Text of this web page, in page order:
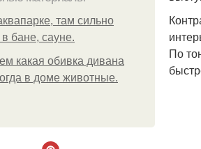
там сильно
бане, сауне.
какая обивка дивана
в доме животные.
По